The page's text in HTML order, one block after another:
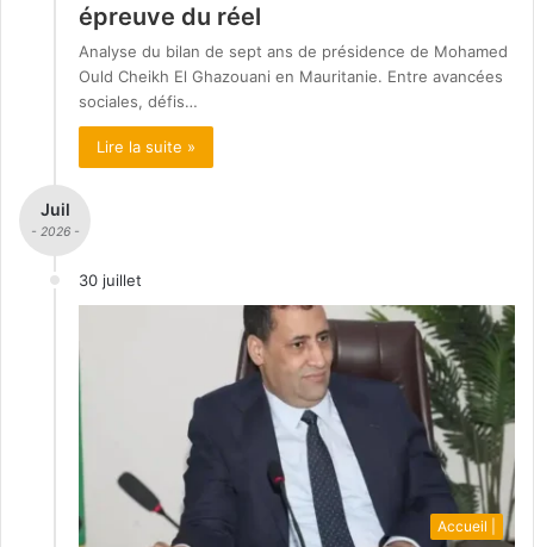
épreuve du réel
Analyse du bilan de sept ans de présidence de Mohamed
Ould Cheikh El Ghazouani en Mauritanie. Entre avancées
sociales, défis…
Lire la suite »
Juil
- 2026 -
30 juillet
Accueil |